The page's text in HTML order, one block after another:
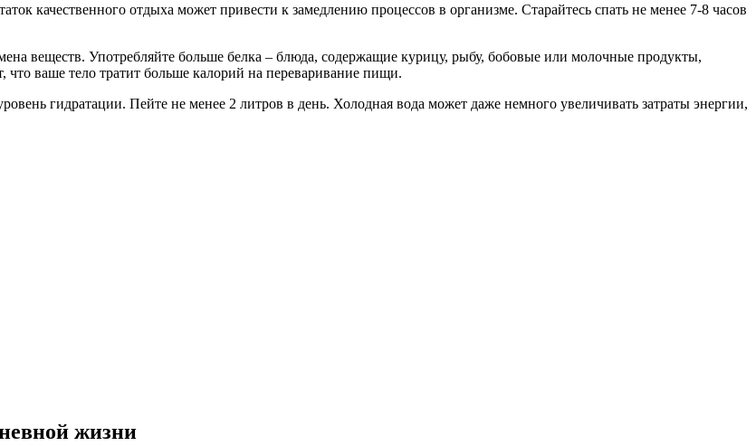
качественного отдыха может привести к замедлению процессов в организме. Старайтесь спать не менее 7-8 часов
веществ. Употребляйте больше белка – блюда, содержащие курицу, рыбу, бобовые или молочные продукты,
что ваше тело тратит больше калорий на переваривание пищи.
гидратации. Пейте не менее 2 литров в день. Холодная вода может даже немного увеличивать затраты энергии,
жизни